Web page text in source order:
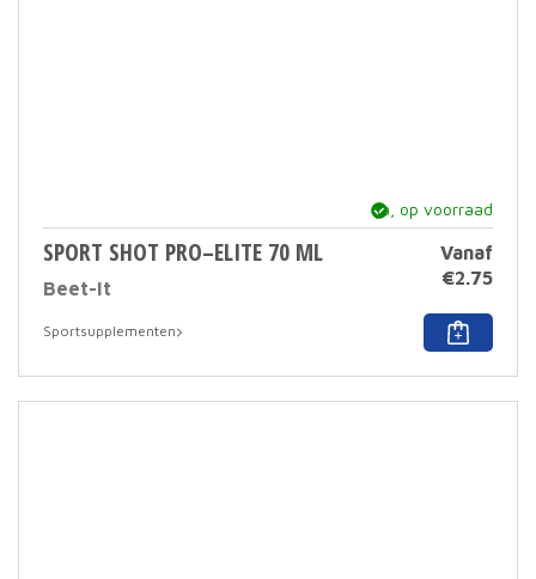
ja, op voorraad
SPORT SHOT PRO–ELITE 70 ML
Beet-It
Vanaf
€2.75
Sportsupplementen
Dit